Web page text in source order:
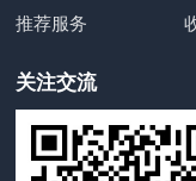
推荐服务
关注交流